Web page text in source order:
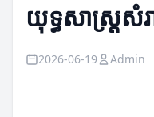
យុទ្ធសាស្ត្រសំរ
2026-06-19 Admin